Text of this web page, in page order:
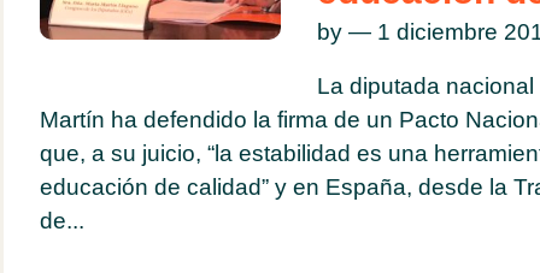
by — 1 diciembre
La diputada
Martín ha defendido la firma de un Pacto
que, a su juicio, “la estabilidad es una
educación de calidad” y en España, desde la
de...